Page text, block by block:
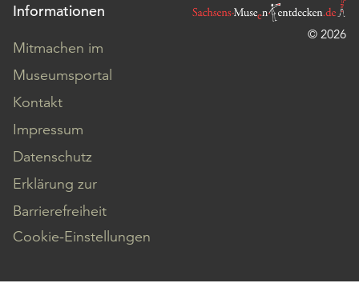
Informationen
Mitmachen im
Museumsportal
Kontakt
Impressum
Datenschutz
Erklärung zur
Barrierefreiheit
Cookie-Einstellungen
© 2026